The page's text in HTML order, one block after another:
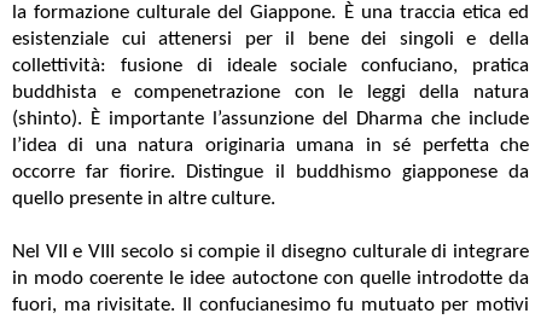
la formazione culturale del Giappone. È una traccia etica ed
esistenziale cui attenersi per il bene dei singoli e della
collettività: fusione di ideale sociale confuciano, pratica
buddhista e compenetrazione con le leggi della natura
(shinto). È importante l’assunzione del Dharma che include
l’idea di una natura originaria umana in sé perfetta che
occorre far fiorire. Distingue il buddhismo giapponese da
quello presente in altre culture.
Nel VII e VIII secolo si compie il disegno culturale di integrare
in modo coerente le idee autoctone con quelle introdotte da
fuori, ma rivisitate. Il confucianesimo fu mutuato per motivi